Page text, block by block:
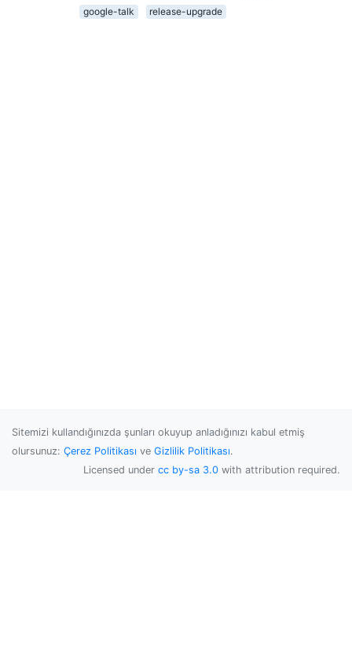
google-talk
release-upgrade
Sitemizi kullandığınızda şunları okuyup anladığınızı kabul etmiş
olursunuz: Çerez Politikası ve Gizlilik Politikası.
Licensed under cc by-sa 3.0 with attribution required.